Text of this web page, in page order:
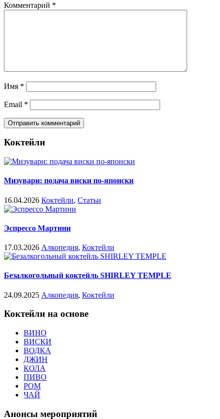
Комментарий *
Имя *
Email *
Коктейли
Мизувари: подача виски по-японски
16.04.2026 Коктейли, Статьи
Эспрессо Мартини
17.03.2026 Алкопедия, Коктейли
Безалкогольный коктейль SHIRLEY TEMPLE
24.09.2025 Алкопедия, Коктейли
Коктейли на основе
ВИНО
ВИСКИ
ВОДКА
ДЖИН
КОЛА
ПИВО
РОМ
ЧАЙ
Анонсы мероприятий